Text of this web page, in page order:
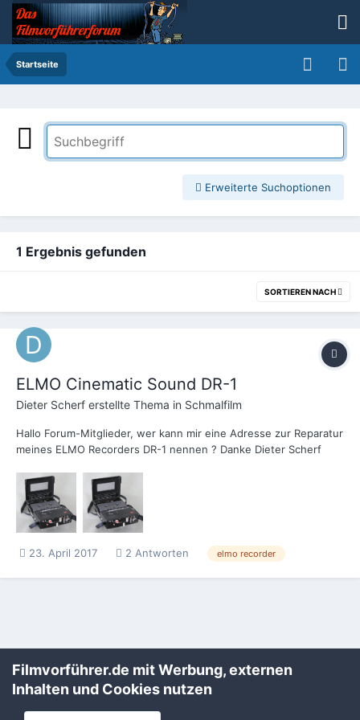
Startseite
Erweiterte Suchoptionen
1 Ergebnis gefunden
SORTIEREN NACH
ELMO Cinematic Sound DR-1
Dieter Scherf erstellte Thema in Schmalfilm
Hallo Forum-Mitglieder, wer kann mir eine Adresse zur Reparatur
meines ELMO Recorders DR-1 nennen ? Danke Dieter Scherf
23. April 2017 2 Antworten elmo recorder
Filmvorführer.de via Google durchsuchen:
Filmvorführer.de mit Werbung, externen
Inhalten und Cookies nutzen